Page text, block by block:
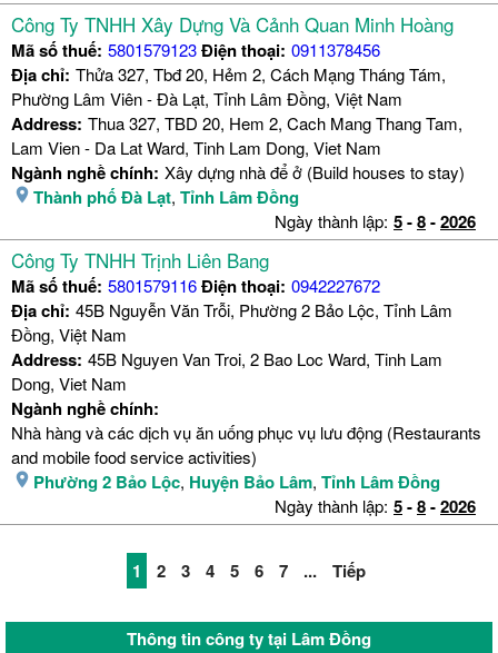
Công Ty TNHH Xây Dựng Và Cảnh Quan Minh Hoàng
Mã số thuế: 5801579123Điện thoại: 0911378456
Địa chỉ: Thửa 327, Tbđ 20, Hẻm 2, Cách Mạng Tháng Tám,
Phường Lâm Viên - Đà Lạt, Tỉnh Lâm Đồng, Việt Nam
Address: Thua 327, TBD 20, Hem 2, Cach Mang Thang Tam,
Lam Vien - Da Lat Ward, Tinh Lam Dong, Viet Nam
Ngành nghề chính: Xây dựng nhà để ở (Build houses to stay)
Thành phố Đà Lạt, Tỉnh Lâm Đồng
Ngày thành lập: 5-8-2026
Công Ty TNHH Trịnh Liên Bang
Mã số thuế: 5801579116Điện thoại: 0942227672
Địa chỉ: 45B Nguyễn Văn Trỗi, Phường 2 Bảo Lộc, Tỉnh Lâm
Đồng, Việt Nam
Address: 45B Nguyen Van Troi, 2 Bao Loc Ward, Tinh Lam
Dong, Viet Nam
Ngành nghề chính:
Nhà hàng và các dịch vụ ăn uống phục vụ lưu động (Restaurants
and mobile food service activities)
Phường 2 Bảo Lộc, Huyện Bảo Lâm, Tỉnh Lâm Đồng
Ngày thành lập: 5-8-2026
1 2 3 4 5 6 7 ... Tiếp
Thông tin công ty tại Lâm Đồng